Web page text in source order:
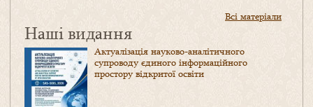
Всі матеріали
Наші видання
Актуалізація науково-аналітичного
супроводу єдиного інформаційного
простору відкритої освіти